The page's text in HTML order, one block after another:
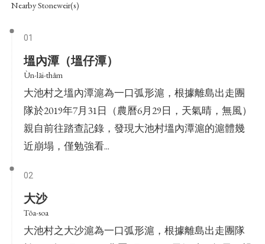
Nearby Stoneweir(s)
01
塭內潭（塭仔潭）
Ùn-lāi-thâm
大池村之塭內潭滬為一口弧形滬，根據離島出走團
隊於2019年7月31日（農曆6月29日，天氣晴，無風）
親自前往踏查記錄，發現大池村塭內潭滬的滬體幾
近崩塌，僅勉強看...
02
大沙
Tōa-soa
大池村之大沙滬為一口弧形滬，根據離島出走團隊